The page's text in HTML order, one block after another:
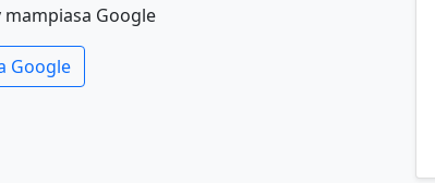
Google
Google